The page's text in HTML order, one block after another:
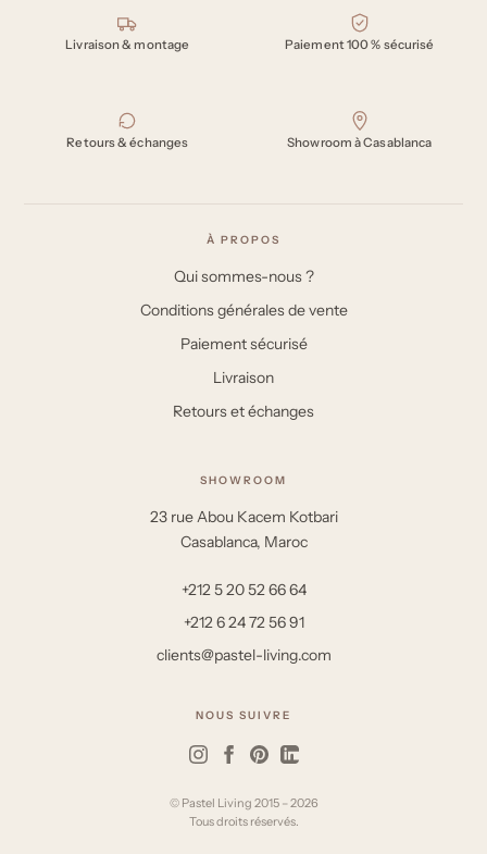
Nos engagements
Livraison & montage Paiement 100 % sécurisé
Retours & échanges Showroom à Casablanca
À PROPOS
Qui sommes-nous ?
Conditions générales de vente
Paiement sécurisé
Livraison
Retours et échanges
SHOWROOM
23 rue Abou Kacem Kotbari
Casablanca, Maroc
+212 5 20 52 66 64
+212 6 24 72 56 91
clients@pastel-living.com
NOUS SUIVRE
© Pastel Living 2015 – 2026
Tous droits réservés.